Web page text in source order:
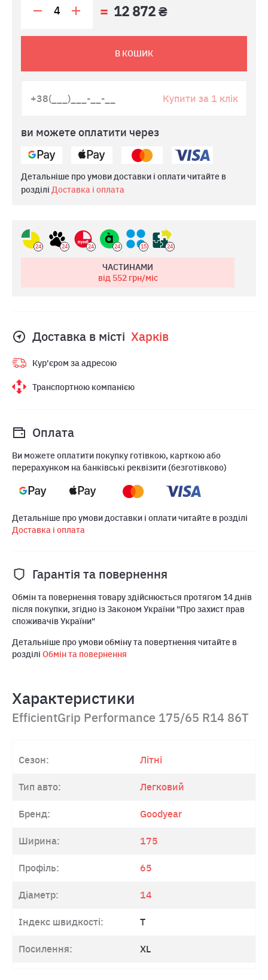
12 872 ₴
В КОШИК
Купити за 1 клік
ви можете оплатити через
Детальніше про умови доставки і оплати читайте в
розділі Доставка і оплата
24 24 24 24 15 24
ЧАСТИНАМИ
від 552грн/міс
Доставка в місті Харкiв
Кур'єром за адресою
Транспортною компанією
Оплата
Ви можете оплатити покупку готівкою, карткою або
перерахунком на банківські реквізити (безготівково)
Детальніше про умови доставки і оплати читайте в розділі
Доставка і оплата
Гарантія та повернення
Обмін та повернення товару здійснюється протягом 14 днів
після покупки, згідно із Законом України "Про захист прав
споживачів України"
Детальніше про умови обміну та повертнення читайте в
розділі Обмін та повернення
Характеристики
EfficientGrip Performance 175/65 R14 86T
Сезон: Літні
Тип авто: Легковий
Бренд: Goodyear
Ширина: 175
Профіль: 65
Діаметр: 14
Індекс швидкості: T
Посилення: XL